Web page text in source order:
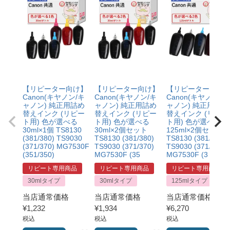
【リピーター向け】
Canon(キヤノン/キ
ャノン) 純正用詰め
替えインク (リピー
ト用) 色が選べる
30ml×1個 TS8130
(381/380) TS9030
(371/370) MG7530F
(351/350)
リピート専用商品
30mlタイプ
当店通常価格
¥1,232
税込
【リピーター向け】
Canon(キヤノン/キ
ャノン) 純正用詰め
替えインク (リピー
ト用) 色が選べる
30ml×2個セット
TS8130 (381/380)
TS9030 (371/370)
MG7530F (35
リピート専用商品
30mlタイプ
当店通常価格
¥1,934
税込
【リピーター向け
Canon(キヤノン/キ
ャノン) 純正用詰め
替えインク (リピー
ト用) 色が選べる
125ml×2個セット
TS8130 (381/380)
TS9030 (371/370)
MG7530F (3
リピート専用商品
125mlタイプ
当店通常価格
¥6,270
税込